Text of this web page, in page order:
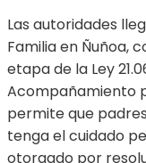
Las autoridades
Familia en Ñuñoa,
etapa de la Ley
Acompañamiento
permite que
tenga el cuidado
otorgado por